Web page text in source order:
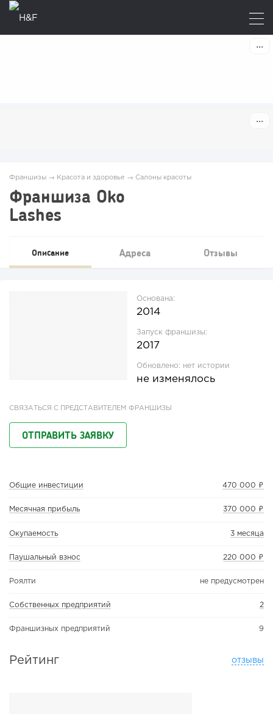
Франшизы → Красота и здоровье → Салоны красоты
Франшиза Oko
Lashes
Описание Адреса Отзывы
Основана:
2014
Запуск франшизы:
2017
Обновлено: нет истории
не изменялось
СВЯЗАТЬСЯ С ПРЕДСТАВИТЕЛЕМ ФРАНШИЗЫ
ОТПРАВИТЬ ЗАЯВКУ
Общие инвестиции 470 000 ₽
Месячная прибыль 370 000 ₽
Окупаемость 3 месяца
Паушальный взнос 220 000 ₽
Роялти не предусмотрен
Собственных предприятий 2
Франшизных предприятий 9
Рейтинг отзывы